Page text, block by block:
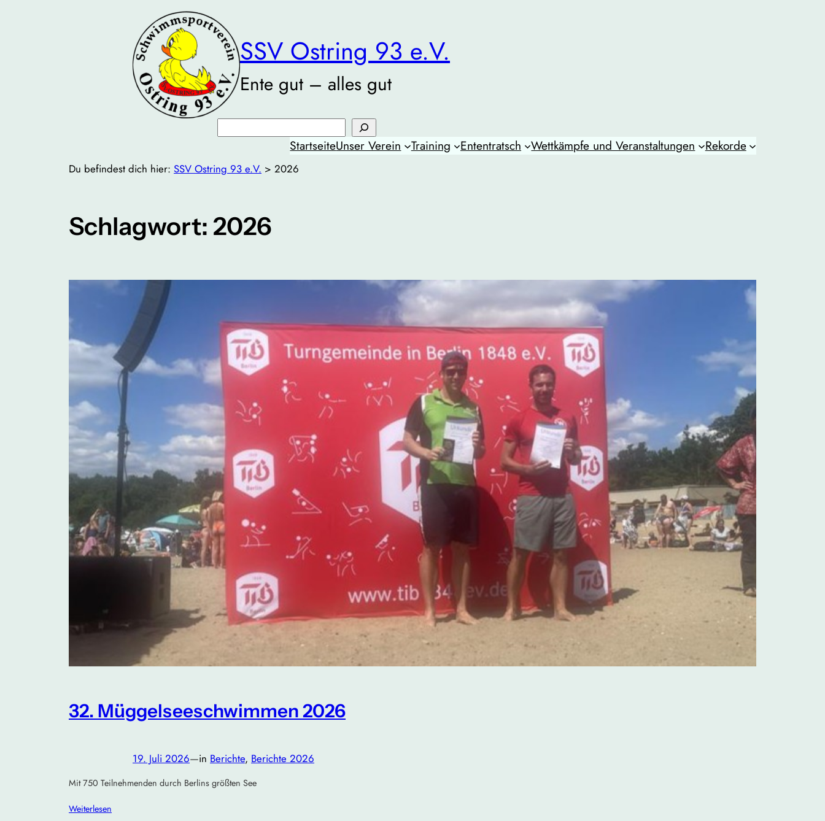
SSV Ostring 93 e.V.
Ente gut – alles gut
StartseiteUnser Verein Training Ententratsch Wettkämpfe und Veranstaltungen Rekorde
Du befindest dich hier: SSV Ostring 93 e.V. > 2026
Schlagwort: 2026
32. Müggelseeschwimmen 2026
19. Juli 2026—in Berichte, Berichte 2026
Mit 750 Teilnehmenden durch Berlins größten See
Weiterlesen